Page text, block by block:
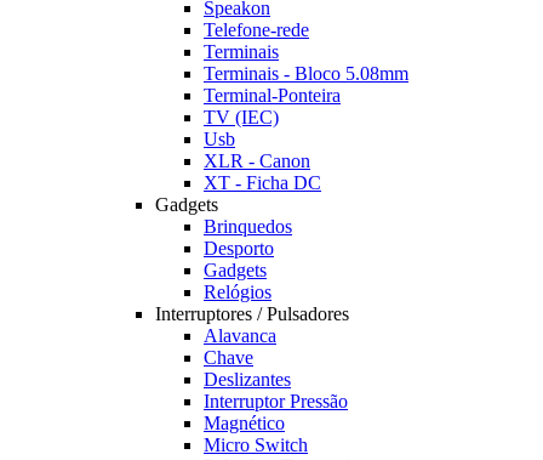
Speakon
Telefone-rede
Terminais
Terminais - Bloco 5.08mm
Terminal-Ponteira
TV (IEC)
Usb
XLR - Canon
XT - Ficha DC
Gadgets
Brinquedos
Desporto
Gadgets
Relógios
Interruptores / Pulsadores
Alavanca
Chave
Deslizantes
Interruptor Pressão
Magnético
Micro Switch